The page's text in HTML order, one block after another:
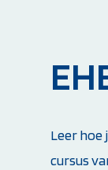
Leer hoe
cursus